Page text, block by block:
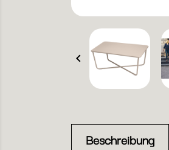

Beschreibung